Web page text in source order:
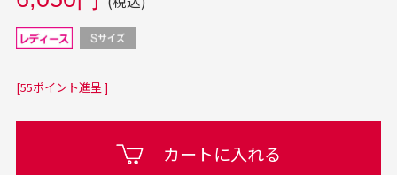
[55ポイント進呈 ]
カートに入れる